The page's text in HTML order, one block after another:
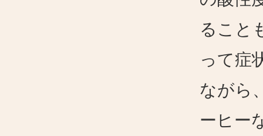
ること
って症
ながら
ーヒー